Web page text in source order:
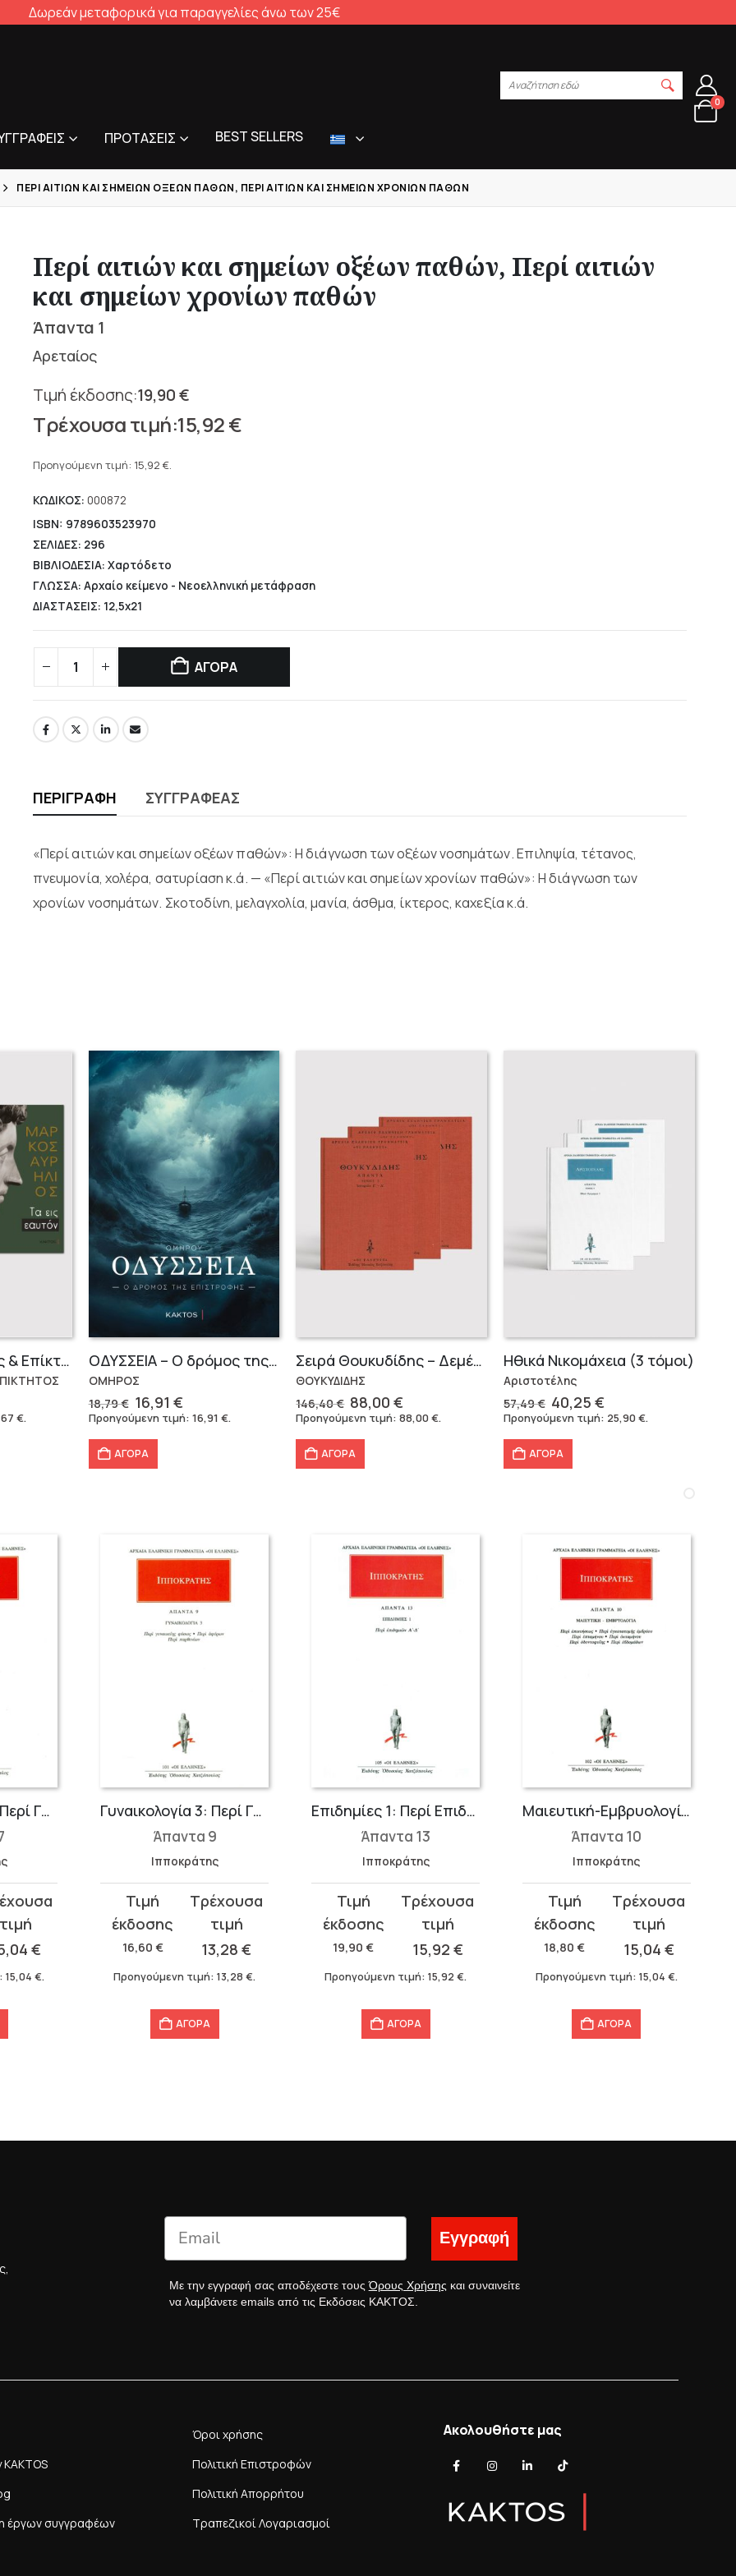
Δωρεάν μεταφορικά για παραγγελίες άνω των 25€
ΠΡΟΤΆΣΕΙΣ BEST SELLERS
Αναζήτηση εδώ
0
ΠΕΡΊ ΑΙΤΙΏΝ ΚΑΙ ΣΗΜΕΊΩΝ ΟΞΈΩΝ ΠΑΘΏΝ, ΠΕΡΊ ΑΙΤΙΏΝ ΚΑΙ ΣΗΜΕΊΩΝ ΧΡΟΝΊΩΝ ΠΑΘΏΝ
Περί αιτιών και σημείων οξέων παθών, Περί αιτιών
και σημείων χρονίων παθών
Άπαντα 1
Αρεταίος
19,90€
Original
price
was:
19,90 €.
15,92€
τρέχουσα
είναι:
15,92 €.
Προηγούμενη τιμή: 15,92 €.
ΚΩΔΙΚΟΣ: 000872
ISBN: 9789603523970
ΣΕΛΙΔΕΣ: 296
ΒΙΒΛΙΟΔΕΣΙΑ: Χαρτόδετο
ΓΛΩΣΣΑ: Αρχαίο κείμενο - Νεοελληνική μετάφραση
ΔΙΑΣΤΑΣΕΙΣ: 12,5x21
ΑΓΟΡΑ
ΠΕΡΙΓΡΑΦΉ ΣΥΓΓΡΑΦΈΑΣ
«Περί αιτιών και σημείων οξέων παθών»: Η διάγνωση των οξέων νοσημάτων. Επιληψία, τέτανος,
πνευμονία, χολέρα, σατυρίαση κ.ά. — «Περί αιτιών και σημείων χρονίων παθών»: Η διάγνωση των
χρονίων νοσημάτων. Σκοτοδίνη, μελαγχολία, μανία, άσθμα, ίκτερος, καχεξία κ.ά.
Μάρκος Αυρήλιος & Επίκτητος (Επίτομα)
€.
OΔΥΣΣΕΙΑ – Ο δρόμος της επιστροφής
ΟΜΗΡΟΣ
18,79€ Original
price
18,79 €.
16,91 €Η
τρέχουσα
Προηγούμενη τιμή: 16,91 €.
ΑΓΟΡΑ
Σειρά Θουκυδίδης – Δεμένο (4 τόμοι)
ΘΟΥΚΥΔΙΔΗΣ
146,40€ Original
price
146,40 €.
88,00€
τρέχουσα
Προηγούμενη τιμή:88,00€.
ΑΓΟΡΑ
Ηθικά Νικομάχεια (3 τόμοι)
Αριστοτέλης
57,49€ Original
price
57,49 €.
40,25€
τρέχουσα
Προηγούμενη τιμή: 25,90€.
ΑΓΟΡΑ
Γυναικολογία 1: Περί Γυναικείων Α΄
€
15,04€.
Γυναικολογία 3: Περί Γυναικείης Φύσιος, Περί Αφόρων, Περί Παρθενίων
Άπαντα 9
Ιπποκράτης
16,60 €
Original
price
was:
16,60 €.
13,28€
τρέχουσα
τιμή
είναι:
Προηγούμενη τιμή: 13,28€.
ΑΓΟΡΑ
Επιδημίες 1: Περί Επιδημιών Α΄-Δ΄
Άπαντα 13
Ιπποκράτης
19,90€
Original
price
was:
19,90 €.
15,92 €
τρέχουσα
τιμή
είναι:
Προηγούμενη τιμή: 15,92€.
ΑΓΟΡΑ
Μαιευτική-Εμβρυολογία: Περί Επικυήσεως, Περί Εγκατατομής Εμβρύου, Περί Επταμήνου, Περί Οκταμήνου, Περί Οδοντοφυΐης, Περί Εβδομάδων
Άπαντα 10
Ιπποκράτης
18,80€
Original
price
was:
18,80 €.
15,04 €
τρέχουσα
τιμή
είναι:
Προηγούμενη τιμή: 15,04 €.
ΑΓΟΡΑ
Εγγραφή
Με την εγγραφή σας αποδέχεστε τουςΌρους Χρήσης και συναινείτε
να λαμβάνετε emails από τις Εκδόσεις ΚΑΚΤΟΣ.
έργων συγγραφέων
Όροι χρήσης
Πολιτική Επιστροφών
Πολιτική Απορρήτου
Τραπεζικοί Λογαριασμοί
Ακολουθήστε μας